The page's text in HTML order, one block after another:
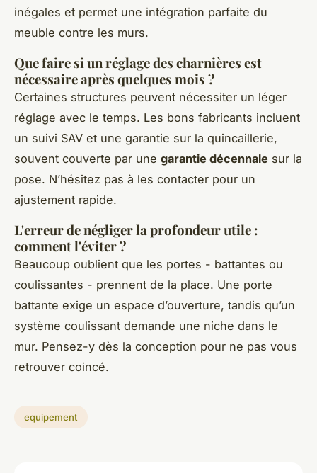
inégales et permet une intégration parfaite du
meuble contre les murs.
Que faire si un réglage des charnières est
nécessaire après quelques mois ?
Certaines structures peuvent nécessiter un léger
réglage avec le temps. Les bons fabricants incluent
un suivi SAV et une garantie sur la quincaillerie,
souvent couverte par une garantie décennale sur la
pose. N’hésitez pas à les contacter pour un
ajustement rapide.
L'erreur de négliger la profondeur utile :
comment l'éviter ?
Beaucoup oublient que les portes - battantes ou
coulissantes - prennent de la place. Une porte
battante exige un espace d’ouverture, tandis qu’un
système coulissant demande une niche dans le
mur. Pensez-y dès la conception pour ne pas vous
retrouver coincé.
equipement